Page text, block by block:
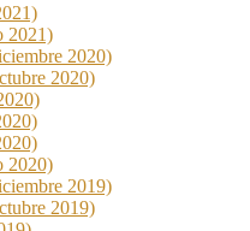
2019)
2019)
2020)
2020)
2020)
2021)